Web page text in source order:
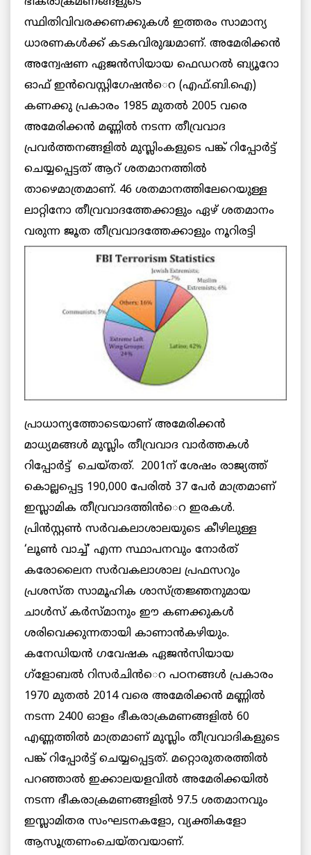
സ്ഥിതിവിവരക്കണക്കുകള്‍ ഇത്തരം സാമാന്യ
ധാരണകള്‍ക്ക് കടകവിരുദ്ധമാണ്. അമേരിക്കന്‍
അന്വേഷണ ഏജന്‍സിയായ ഫെഡറല്‍ ബ്യൂറോ
ഓഫ് ഇന്‍വെസ്റ്റിഗേഷന്‍െറ (എഫ്.ബി.ഐ)
കണക്കു പ്രകാരം 1985 മുതല്‍ 2005 വരെ
അമേരിക്കന്‍ മണ്ണില്‍ നടന്ന തീവ്രവാദ
പ്രവര്‍ത്തനങ്ങളില്‍ മുസ്ലിംകളുടെ പങ്ക് റിപ്പോര്‍ട്ട്
ചെയ്യപ്പെട്ടത് ആറ് ശതമാനത്തില്‍
താഴെമാത്രമാണ്. 46 ശതമാനത്തിലേറെയുള്ള
ലാറ്റിനോ തീവ്രവാദത്തേക്കാളും ഏഴ് ശതമാനം
വരുന്ന ജൂത തീവ്രവാദത്തേക്കാളും നൂറിരട്ടി
പ്രാധാന്യത്തോടെയാണ് അമേരിക്കന്‍
മാധ്യമങ്ങള്‍ മുസ്ലിം തീവ്രവാദ വാര്‍ത്തകള്‍
റിപ്പോര്‍ട്ട് ചെയ്തത്. 2001ന് ശേഷം രാജ്യത്ത്
കൊല്ലപ്പെട്ട 190,000 പേരില്‍ 37 പേര്‍ മാത്രമാണ്
ഇസ്ലാമിക തീവ്രവാദത്തിന്‍െറ ഇരകള്‍.
പ്രിന്‍സ്റ്റണ്‍ സര്‍വകലാശാലയുടെ കീഴിലുള്ള
‘ലൂണ്‍ വാച്ച്’ എന്ന സ്ഥാപനവും നോര്‍ത്
കരോലൈന സര്‍വകലാശാല പ്രഫസറും
പ്രശസ്ത സാമൂഹിക ശാസ്ത്രജ്ഞനുമായ
ചാള്‍സ് കര്‍സ്മാനും ഈ കണക്കുകള്‍
ശരിവെക്കുന്നതായി കാണാന്‍കഴിയും.
കനേഡിയന്‍ ഗവേഷക ഏജന്‍സിയായ
ഗ്ളോബല്‍ റിസര്‍ചിന്‍െറ പഠനങ്ങള്‍ പ്രകാരം
1970 മുതല്‍ 2014 വരെ അമേരിക്കന്‍ മണ്ണില്‍
നടന്ന 2400 ഓളം ഭീകരാക്രമണങ്ങളില്‍ 60
എണ്ണത്തില്‍ മാത്രമാണ് മുസ്ലിം തീവ്രവാദികളുടെ
പങ്ക് റിപ്പോര്‍ട്ട് ചെയ്യപ്പെട്ടത്. മറ്റൊരുതരത്തില്‍
പറഞ്ഞാല്‍ ഇക്കാലയളവില്‍ അമേരിക്കയില്‍
നടന്ന ഭീകരാക്രമണങ്ങളില്‍ 97.5 ശതമാനവും
ഇസ്ലാമിതര സംഘടനകളോ, വ്യക്തികളോ
ആസൂത്രണംചെയ്തവയാണ്.